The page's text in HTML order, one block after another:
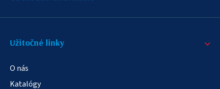
Užitočné linky
O nás
Katalógy